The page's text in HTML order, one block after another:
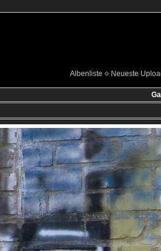
Albenliste Neueste